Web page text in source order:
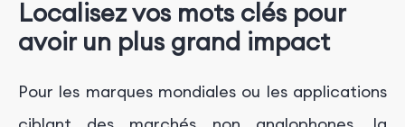
Localisez vos mots clés pour
avoir un plus grand impact
Pour les marques mondiales ou les applications